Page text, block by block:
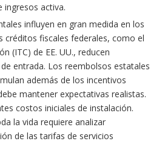
ingresos activa.
influyen en gran medida en los
créditos fiscales federales, como el
(ITC) de EE. UU., reducen
entrada. Los reembolsos estatales
además de los incentivos
mantener expectativas realistas.
costos iniciales de instalación.
la vida requiere analizar
de las tarifas de servicios